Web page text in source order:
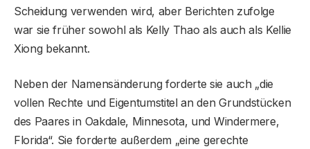
Scheidung verwenden wird, aber Berichten zufolge
war sie früher sowohl als Kelly Thao als auch als Kellie
Xiong bekannt.
Neben der Namensänderung forderte sie auch „die
vollen Rechte und Eigentumstitel an den Grundstücken
des Paares in Oakdale, Minnesota, und Windermere,
Florida“. Sie forderte außerdem „eine gerechte